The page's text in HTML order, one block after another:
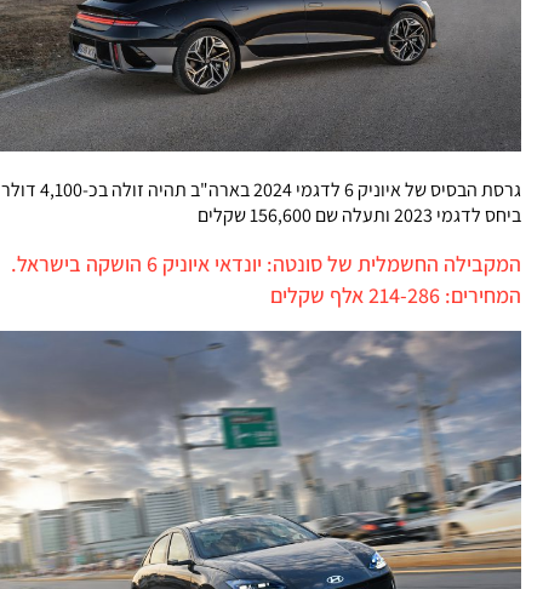
גרסת הבסיס של איוניק 6 לדגמי 2024 בארה"ב תהיה זולה בכ-4,100 דולר
ביחס לדגמי 2023 ותעלה שם 156,600 שקלים
המקבילה החשמלית של סונטה: יונדאי איוניק 6 הושקה בישראל.
המחירים: 214-286 אלף שקלים